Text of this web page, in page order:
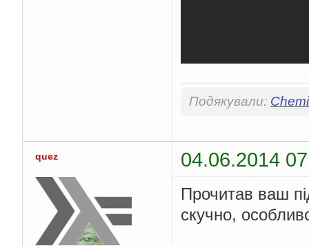
Подякували:
quez 04.06.2014
Прочитав ваш
скучно,